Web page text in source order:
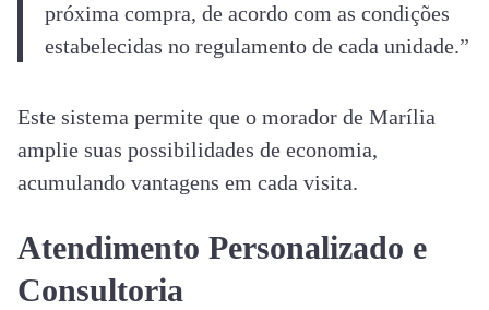
próxima compra, de acordo com as condições
estabelecidas no regulamento de cada unidade.”
Este sistema permite que o morador de Marília
amplie suas possibilidades de economia,
acumulando vantagens em cada visita.
Atendimento Personalizado e
Consultoria